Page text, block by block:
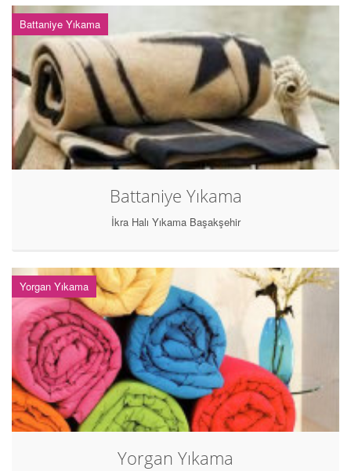
Battaniye Yıkama
Battaniye Yıkama
İkra Halı Yıkama Başakşehir
Yorgan Yıkama
Yorgan Yıkama